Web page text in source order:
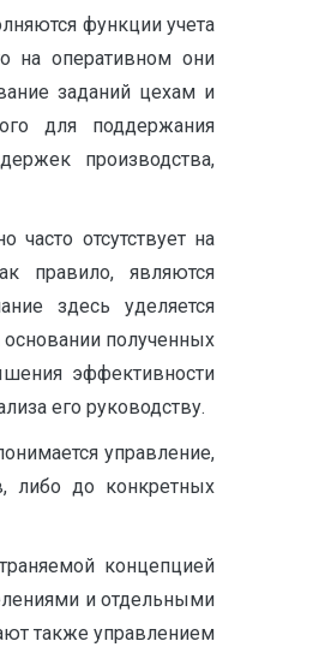
функции учета
на оперативном они
заданий цехам и
для поддержания
производства,
отсутствует на
правило, являются
здесь уделяется
полученных
эффективности
его руководству.
управление,
либо до конкретных
концепцией
и отдельными
также управлением